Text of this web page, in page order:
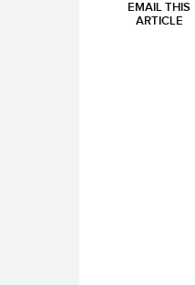
EMAIL THIS
ARTICLE